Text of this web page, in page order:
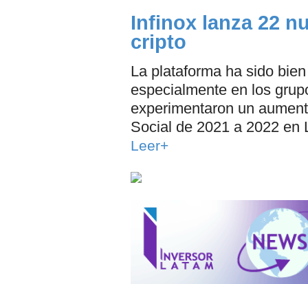
Infinox lanza 22
cripto
La plataforma ha sido
especialmente en los
experimentaron un
Social de 2021 a 2022 en
Leer+